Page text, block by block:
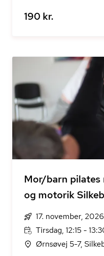
190 kr.
Mor/barn pilates
og motorik
17. november, 2026
Tirsdag, 12:15 -
Ørnsøvej 5-7,